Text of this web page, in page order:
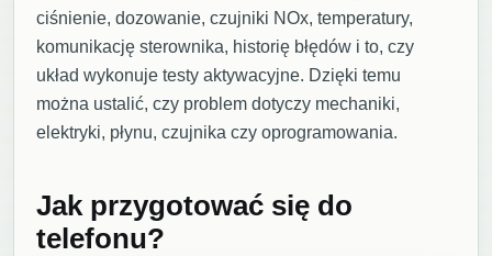
ciśnienie, dozowanie, czujniki NOx, temperatury,
komunikację sterownika, historię błędów i to, czy
układ wykonuje testy aktywacyjne. Dzięki temu
można ustalić, czy problem dotyczy mechaniki,
elektryki, płynu, czujnika czy oprogramowania.
Jak przygotować się do
telefonu?